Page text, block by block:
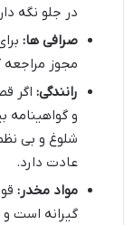
در جلو نگه
صرافی ها:
مجوز
رانندگی: اگر
و گواهینامه
شلوغ و بی
عادت دارد.
مواد مخدر:
گیرانه است